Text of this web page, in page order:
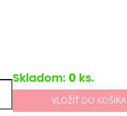
Skladom: 0 ks.
VLOŽIŤ DO KOŠÍKA